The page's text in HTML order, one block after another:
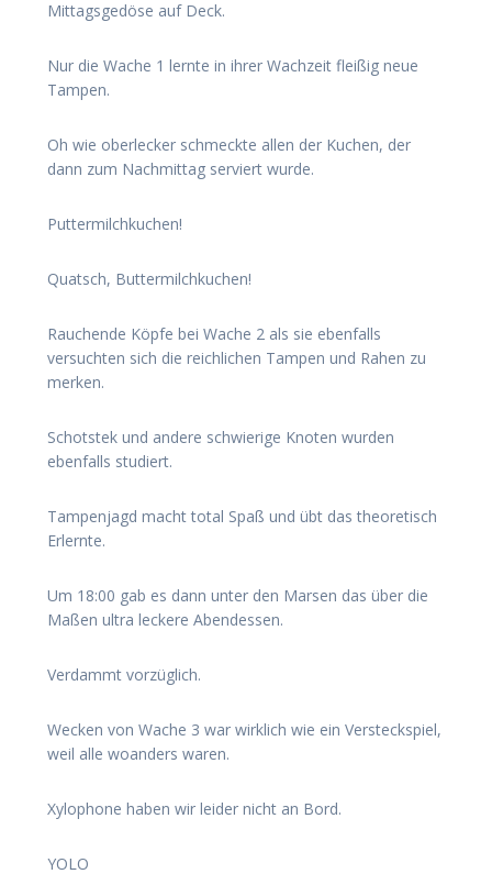
Mittagsgedöse auf Deck.
Nur die Wache 1 lernte in ihrer Wachzeit fleißig neue
Tampen.
Oh wie oberlecker schmeckte allen der Kuchen, der
dann zum Nachmittag serviert wurde.
Puttermilchkuchen!
Quatsch, Buttermilchkuchen!
Rauchende Köpfe bei Wache 2 als sie ebenfalls
versuchten sich die reichlichen Tampen und Rahen zu
merken.
Schotstek und andere schwierige Knoten wurden
ebenfalls studiert.
Tampenjagd macht total Spaß und übt das theoretisch
Erlernte.
Um 18:00 gab es dann unter den Marsen das über die
Maßen ultra leckere Abendessen.
Verdammt vorzüglich.
Wecken von Wache 3 war wirklich wie ein Versteckspiel,
weil alle woanders waren.
Xylophone haben wir leider nicht an Bord.
YOLO